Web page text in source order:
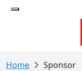
Sponsor